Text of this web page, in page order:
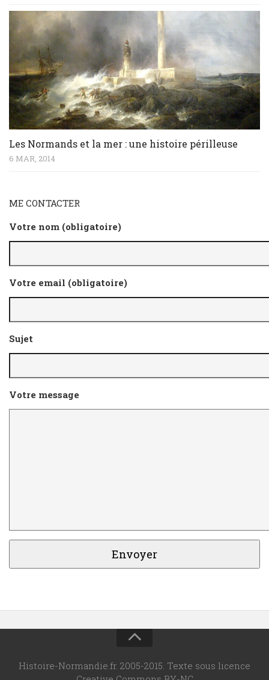
Les Normands et la mer : une histoire périlleuse
6 MAR, 2014
ME CONTACTER
Votre nom (obligatoire)
Votre email (obligatoire)
Sujet
Votre message
Histoire-Normandie.fr. 2005-2015. Texte sous licence